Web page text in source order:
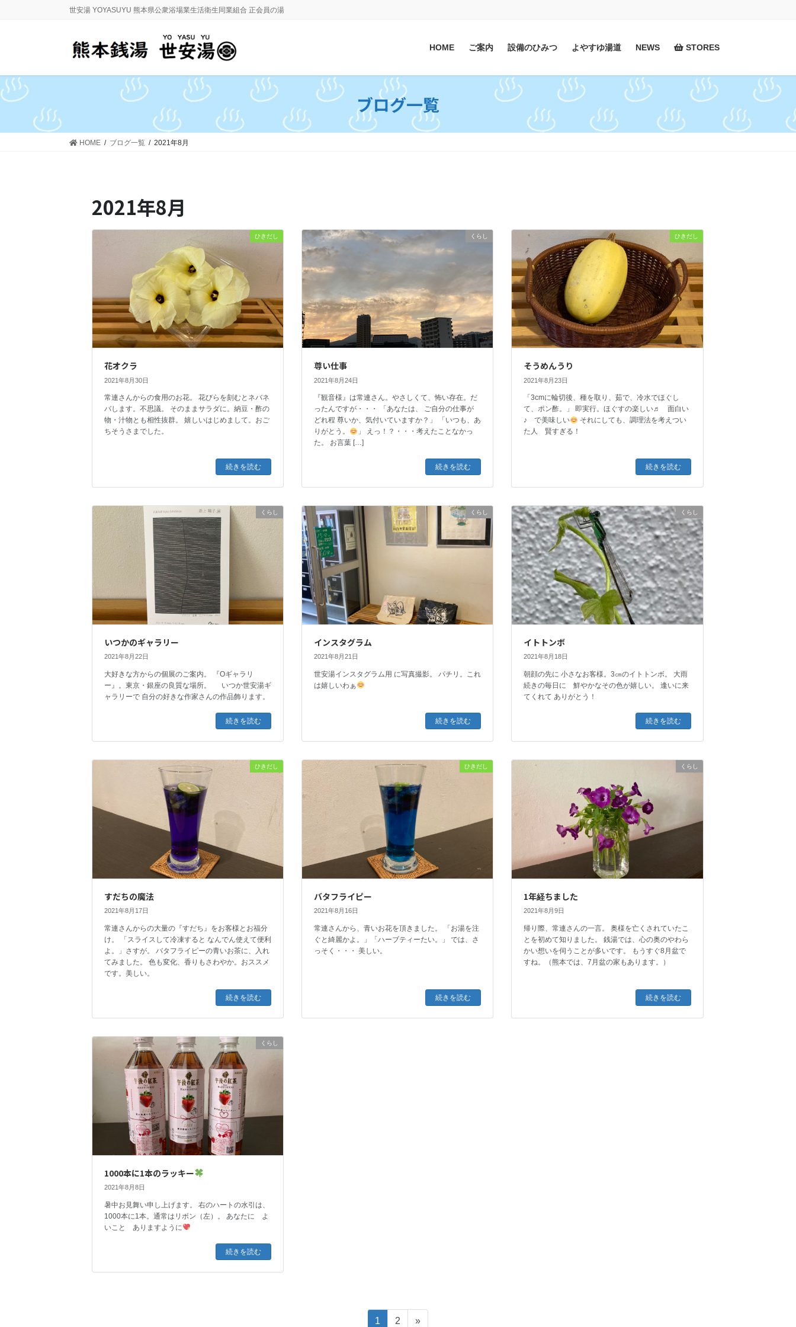
に
移
ョ
ン
動
世安湯 YOYASUYU 熊本県公衆浴場業生活衛生同業組合 正会員の湯
HOME ご案内 設備のひみつ よやすゆ湯道 NEWS STORES
ブログ一覧
HOME ブログ一覧 2021年8月
2021年8月
ひきだし
花オクラ
2021年8月30日
常連さんからの食用のお花。 花びらを刻むとネバネ
バします。不思議。 そのままサラダに。納豆・酢の
物・汁物とも相性抜群。 嬉しいはじめまして。おご
ちそうさまでした。
続きを読む
くらし
尊い仕事
2021年8月24日
『観音様』は常連さん。やさしくて、怖い存在。だ
ったんですが・・・ 「あなたは、 ご自分の仕事が
どれ程 尊いか、気付いていますか？」 「いつも、あ
りがとう。
」 えっ！？・・・考えたことなかっ
た。 お言葉 […]
続きを読む
ひきだし
そうめんうり
2021年8月23日
「3cmに輪切後、種を取り、茹で、冷水でほぐし
て、ポン酢。」 即実行。ほぐすの楽しい♬ 面白い
♪ で美味しい
それにしても、調理法を考えつい
た人 賢すぎる！
続きを読む
くらし
いつかのギャラリー
2021年8月22日
大好きな方からの個展のご案内。 『Oギャラリ
ー』。東京・銀座の良質な場所。 いつか世安湯ギ
ャラリーで 自分の好きな作家さんの作品飾ります。
続きを読む
くらし
インスタグラム
2021年8月21日
世安湯インスタグラム用 に写真撮影。 パチリ。これ
は嬉しいわぁ
続きを読む
くらし
イトトンボ
2021年8月18日
朝顔の先に 小さなお客様。3㎝のイトトンボ。 大雨
続きの毎日に 鮮やかなその色が嬉しい。 逢いに来
てくれて ありがとう！
続きを読む
ひきだし
すだちの魔法
2021年8月17日
常連さんからの大量の『すだち』をお客様とお福分
け。 「スライスして冷凍すると なんでん使えて便利
よ。」さすが。 バタフライピーの青いお茶に、入れ
てみました。 色も変化、香りもさわやか。おススメ
です。美しい。
続きを読む
ひきだし
バタフライピー
2021年8月16日
常連さんから、青いお花を頂きました。 「お湯を注
ぐと綺麗かよ。」「ハーブティーたい。」 では、さ
っそく・・・ 美しい。
続きを読む
くらし
1年経ちました
2021年8月9日
帰り際、常連さんの一言。 奥様を亡くされていたこ
とを初めて知りました。 銭湯では、心の奥のやわら
かい想いを伺うことが多いです。 もうすぐ8月盆で
すね。（熊本では、7月盆の家もあります。）
続きを読む
くらし
1000本に1本のラッキー
2021年8月8日
暑中お見舞い申し上げます。 右のハートの水引は、
1000本に1本。通常はリボン（左）。 あなたに よ
いこと ありますように
続きを読む
ペ
1 ペ
2 »